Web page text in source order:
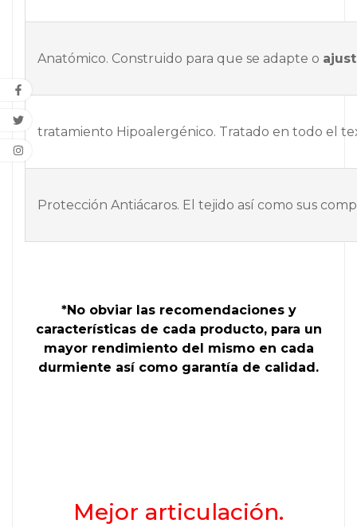
Anatómico. Construido para que se adapte o
tratamiento Hipoalergénico. Tratado en todo el
Protección Antiácaros. El tejido así como sus
*No obviar las recomendaciones y
características de cada producto, para un
mayor rendimiento del mismo en cada
durmiente así como garantía de calidad.
Mejor articulación.